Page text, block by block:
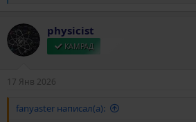
к
ц
и
и
physicist
КАМРАД
17 Янв 2026
fanyaster написал(а):